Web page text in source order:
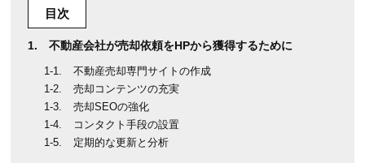
目次
不動産会社が売却依頼をHPから獲得するために
不動産売却専門サイトの作成
売却コンテンツの充実
売却SEOの強化
コンタクト手段の設置
定期的な更新と分析